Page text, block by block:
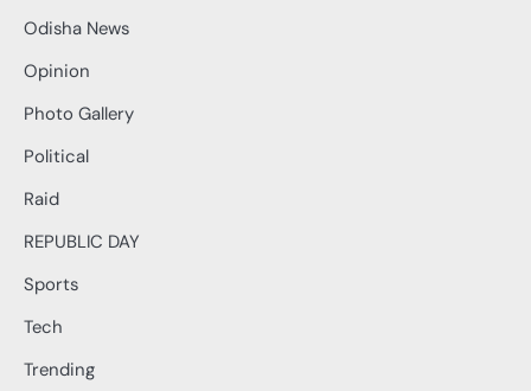
Odisha News
Opinion
Photo Gallery
Political
Raid
REPUBLIC DAY
Sports
Tech
Trending